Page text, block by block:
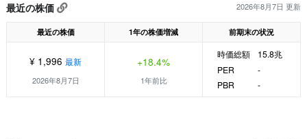
最近の株価 2026年8月7日 更新
最近の株価 1年の株価増減 前期末の状況
¥ 1,996 最新
2026年8月7日
+18.4%
1年前比
時価総額
15.8兆
PER
-
PBR
-